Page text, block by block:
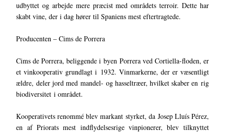
udbyttet og arbejde mere præcist med områdets terroir. Dette har
skabt vine, der i dag hører til Spaniens mest eftertragtede.
Producenten – Cims de Porrera
Cims de Porrera, beliggende i byen Porrera ved Cortiella-floden, er
et vinkooperativ grundlagt i 1932. Vinmarkerne, der er væsentligt
ældre, deler jord med mandel- og hasseltræer, hvilket skaber en rig
biodiversitet i området.
Kooperativets renommé blev markant styrket, da Josep Lluís Pérez,
en af Priorats mest indflydelsesrige vinpionerer, blev tilknyttet